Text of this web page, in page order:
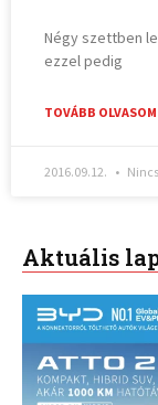
Négy szettben
ezzel pedig
TOVÁBB
2016.09.12.
Aktuális